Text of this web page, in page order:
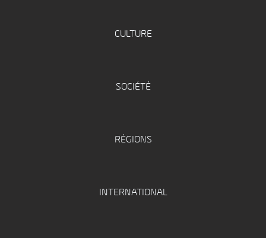
CULTURE
SOCIÉTÉ
RÉGIONS
INTERNATIONAL